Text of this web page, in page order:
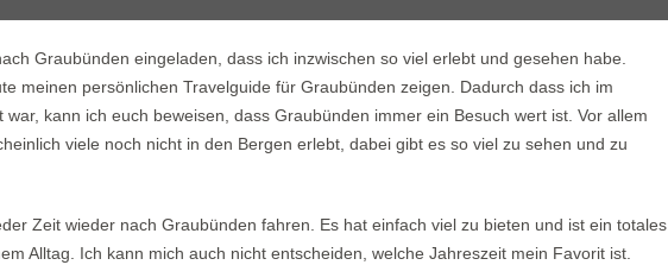
Graubünden eingeladen, dass ich inzwischen so viel erlebt und gesehen habe.
meinen persönlichen Travelguide für Graubünden zeigen. Dadurch dass ich im
kann ich euch beweisen, dass Graubünden immer ein Besuch wert ist. Vor allem
viele noch nicht in den Bergen erlebt, dabei gibt es so viel zu sehen und zu
Zeit wieder nach Graubünden fahren. Es hat einfach viel zu bieten und ist ein totales
Alltag. Ich kann mich auch nicht entscheiden, welche Jahreszeit mein Favorit ist.